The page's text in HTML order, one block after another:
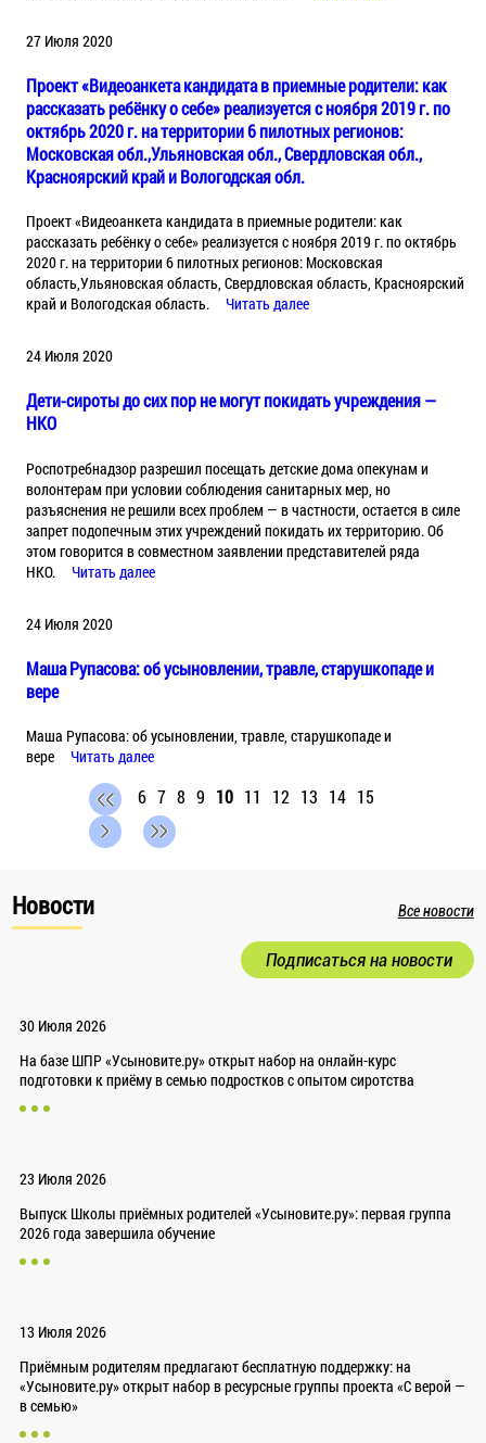
27 Июля 2020
Проект «Видеоанкета кандидата в приемные родители: как
рассказать ребёнку о себе» реализуется с ноября 2019 г. по
октябрь 2020 г. на территории 6 пилотных регионов:
Московская обл.,Ульяновская обл., Свердловская обл.,
Красноярский край и Вологодская обл.
Проект «Видеоанкета кандидата в приемные родители: как
рассказать ребёнку о себе» реализуется с ноября 2019 г. по октябрь
2020 г. на территории 6 пилотных регионов: Московская
область,Ульяновская область, Свердловская область, Красноярский
край и Вологодская область.
Читать далее
24 Июля 2020
Дети-сироты до сих пор не могут покидать учреждения —
НКО
Роспотребнадзор разрешил посещать детские дома опекунам и
волонтерам при условии соблюдения санитарных мер, но
разъяснения не решили всех проблем — в частности, остается в силе
запрет подопечным этих учреждений покидать их территорию. Об
этом говорится в совместном заявлении представителей ряда
НКО.
Читать далее
24 Июля 2020
Маша Рупасова: об усыновлении, травле, старушкопаде и
вере
Маша Рупасова: об усыновлении, травле, старушкопаде и
вере
Читать далее
6 7 8 9 10 11 12 13 14 15
Новости Все новости
Подписаться на новости
30 Июля 2026
На базе ШПР «Усыновите.ру» открыт набор на онлайн-курс
подготовки к приёму в семью подростков с опытом сиротства
23 Июля 2026
Выпуск Школы приёмных родителей «Усыновите.ру»: первая группа
2026 года завершила обучение
13 Июля 2026
Приёмным родителям предлагают бесплатную поддержку: на
«Усыновите.ру» открыт набор в ресурсные группы проекта «С верой —
в семью»